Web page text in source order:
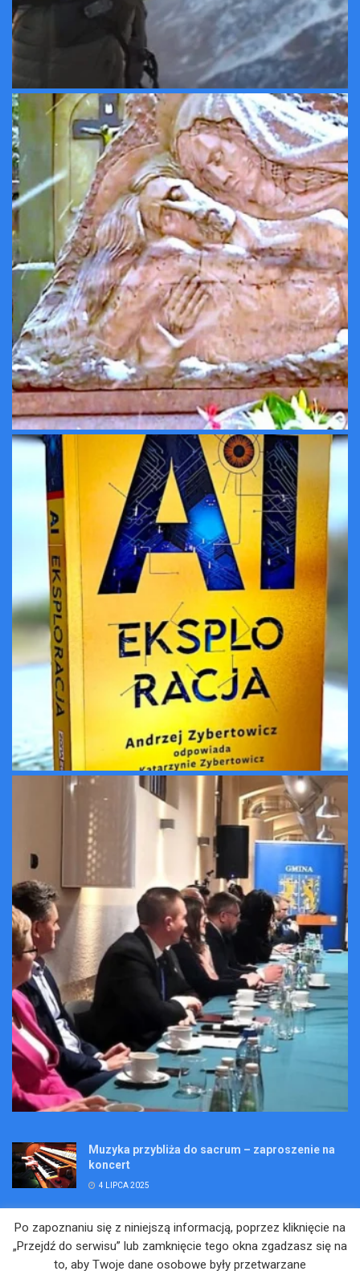
Muzyka przybliża do sacrum – zaproszenie na
koncert
4 LIPCA 2025
Kopalniane Ekspedycje
Po zapoznaniu się z niniejszą informacją, poprzez kliknięcie na
„Przejdź do serwisu” lub zamknięcie tego okna zgadzasz się na
to, aby Twoje dane osobowe były przetwarzane